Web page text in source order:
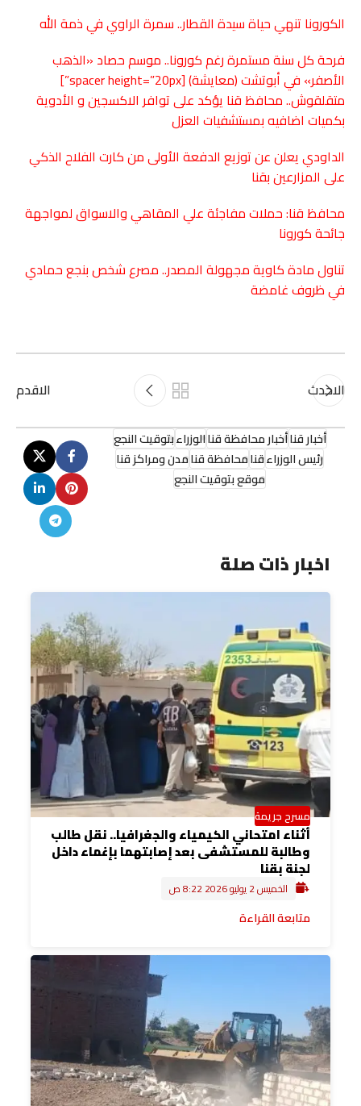
الكورونا تنهي حياة سيدة القطار.. سمرة الراوي في ذمة الله
فرحة كل سنة مستمرة رغم كورونا.. موسم حصاد «الذهب
الأصفر» في أبوتشت (معايشة)[spacer height=”20px”]
متقلقوش.. محافظ قنا يؤكد على توافر الاكسجين و الأدوية
بكميات اضافيه بمستشفيات العزل
الداودي يعلن عن توزيع الدفعة الأولى من كارت الفلاح الذكي
على المزارعين بقنا
محافظ قنا: حملات مفاجئة علي المقاهي والاسواق لمواجهة
جائحة كورونا
تناول مادة كاوية مجهولة المصدر.. مصرع شخصبنجع حمادي
في ظروف غامضة
الاحدث الاقدم
أخبار قناأخبار محافظة قناالوزراءبتوقيت النجع
رئيس الوزراءقنامحافظة قنامدن ومراكز قنا
موقع بتوقيت النجع
اخبار ذات صلة
مسرح جريمة
أثناء امتحاني الكيمياء والجغرافيا.. نقل طالب
وطالبة للمستشفى بعد إصابتهما بإغماء داخل
لجنة بقنا
الخميس 2 يوليو 2026 8:22 ص
متابعة القراءة